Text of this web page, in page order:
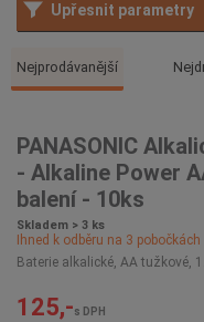
Upřesnit parametry
Nejprodávanější
PANASONIC
- Alkaline Power
balení - 10ks
Skladem > 3 ks
Ihned k odběru na 3 pobočkách
Baterie alkalické, AA tužkové,
125,-s DPH